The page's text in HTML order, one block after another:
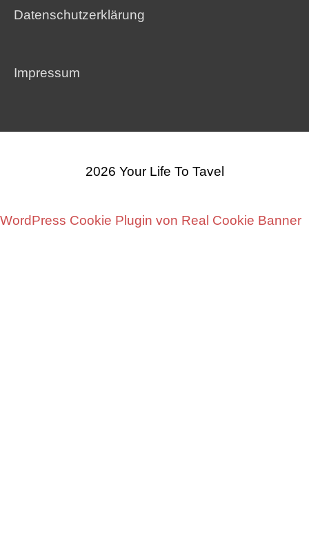
Datenschutzerklärung
Impressum
2026 Your Life To Tavel
WordPress Cookie Plugin von Real Cookie Banner